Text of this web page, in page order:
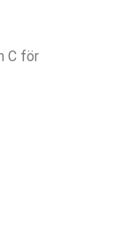
C för